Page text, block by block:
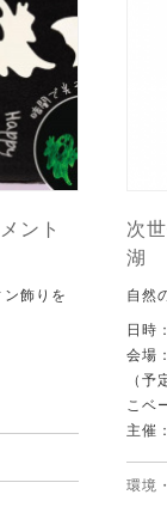
ント
飾りを
次
湖
自然
日時
会場
（
こベ
主催
環境